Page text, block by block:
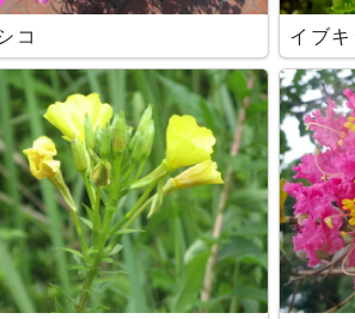
コ イブ